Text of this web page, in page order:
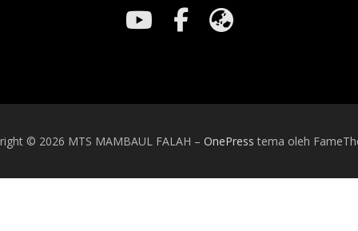
© 2026 MTS MAMBAUL FALAH – OnePress tema oleh